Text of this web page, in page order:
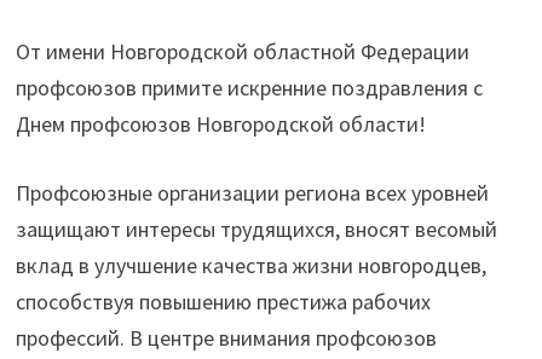
От имени Новгородской областной Федерации
профсоюзов примите искренние поздравления с
Днем профсоюзов Новгородской области!
Профсоюзные организации региона всех уровней
защищают интересы трудящихся, вносят весомый
вклад в улучшение качества жизни новгородцев,
способствуя повышению престижа рабочих
профессий. В центре внимания профсоюзов